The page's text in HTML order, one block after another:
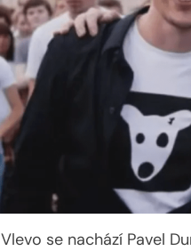
Vlevo se nachází Pavel